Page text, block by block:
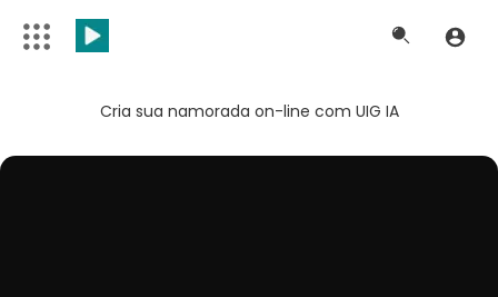
Cria sua namorada on-line com UIG IA